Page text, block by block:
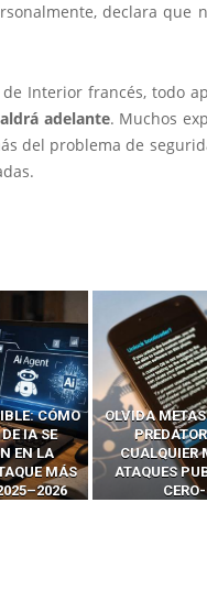
declara que
Interior francés, todo
adelante. Muchos
del problema de
CÓMO
IA SE
EN LA
MÁS
OLVIDA
CUALQUIER
ATAQUES